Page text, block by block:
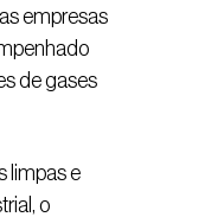
empresas
de gases
limpas e
o